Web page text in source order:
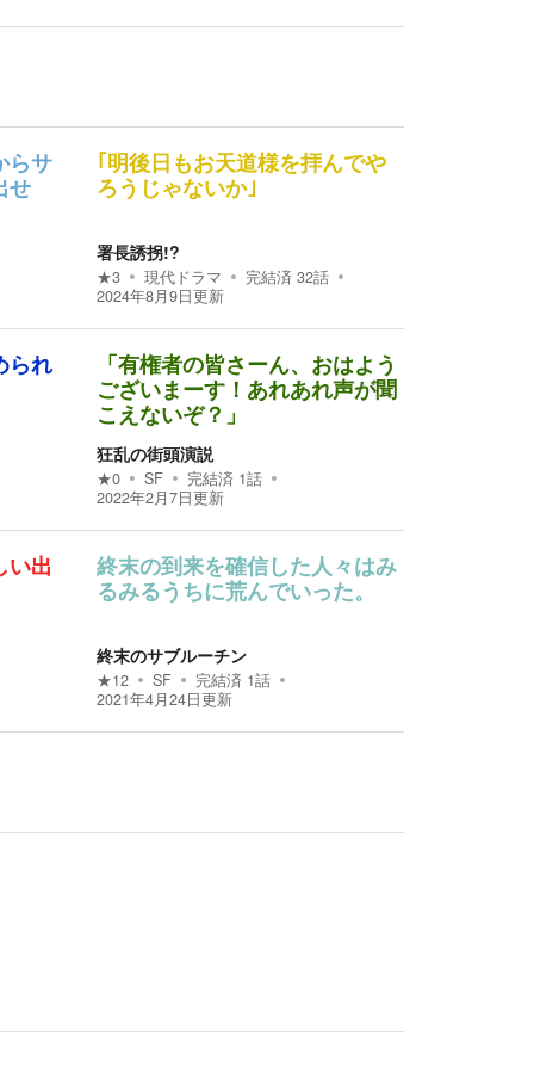
らサ
せ
｢明後日もお天道様を拝んでや
ろうじゃないか｣
署長誘拐!?
★3 現代ドラマ 完結済 32話
2024年8月9日更新
られ
「有権者の皆さーん、おはよう
ございまーす！あれあれ声が聞
こえないぞ？」
狂乱の街頭演説
★0 SF 完結済 1話
2022年2月7日更新
い出
終末の到来を確信した人々はみ
るみるうちに荒んでいった。
終末のサブルーチン
★12 SF 完結済 1話
2021年4月24日更新